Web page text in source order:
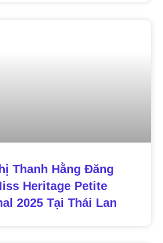
Thanh Hằng Đăng
Heritage Petite
2025 Tại Thái Lan